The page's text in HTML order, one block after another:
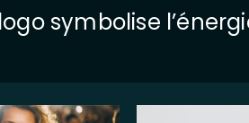
symbolise